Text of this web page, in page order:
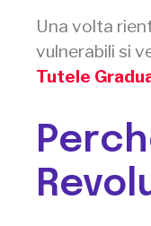
Una volta
vulnerabili si
Tutele